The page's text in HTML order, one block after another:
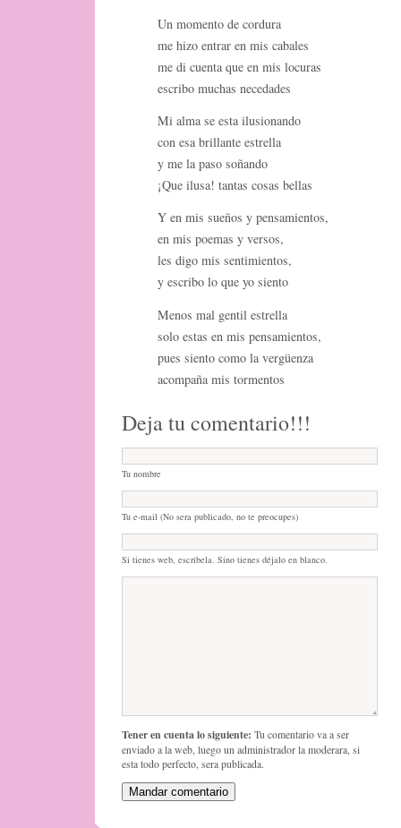
Un momento de cordura
me hizo entrar en mis cabales
me di cuenta que en mis locuras
escribo muchas necedades
Mi alma se esta ilusionando
con esa brillante estrella
y me la paso soñando
¡Que ilusa! tantas cosas bellas
Y en mis sueños y pensamientos,
en mis poemas y versos,
les digo mis sentimientos,
y escribo lo que yo siento
Menos mal gentil estrella
solo estas en mis pensamientos,
pues siento como la vergüenza
acompaña mis tormentos
Deja tu comentario!!!
Tu nombre
Tu e-mail (No sera publicado, no te preocupes)
Si tienes web, escribela. Sino tienes déjalo en blanco.
Tener en cuenta lo siguiente: Tu comentario va a ser
enviado a la web, luego un administrador la moderara, si
esta todo perfecto, sera publicada.